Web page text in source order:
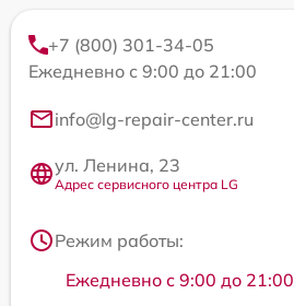
+7 (800) 301-34-05
Ежедневно с 9:00 до 21:00
info@lg-repair-center.ru
ул. Ленина, 23
Адрес сервисного центра LG
Режим работы:
Ежедневно с 9:00 до 21:00